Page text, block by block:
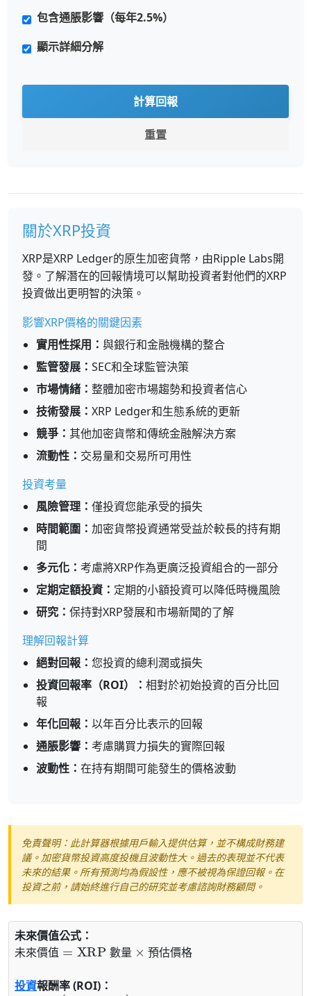
包含通脹影響（每年2.5%）
顯示詳細分解
計算回報
重置
關於XRP投資
XRP是XRP Ledger的原生加密貨幣，由Ripple Labs開
發。了解潛在的回報情境可以幫助投資者對他們的XRP
投資做出更明智的決策。
影響XRP價格的關鍵因素
實用性採用： 與銀行和金融機構的整合
監管發展： SEC和全球監管決策
市場情緒： 整體加密市場趨勢和投資者信心
技術發展： XRP Ledger和生態系統的更新
競爭： 其他加密貨幣和傳統金融解決方案
流動性： 交易量和交易所可用性
投資考量
風險管理： 僅投資您能承受的損失
時間範圍： 加密貨幣投資通常受益於較長的持有期
間
多元化： 考慮將XRP作為更廣泛投資組合的一部分
定期定額投資： 定期的小額投資可以降低時機風險
研究： 保持對XRP發展和市場新聞的了解
理解回報計算
絕對回報： 您投資的總利潤或損失
投資回報率（ROI）： 相對於初始投資的百分比回
報
年化回報： 以年百分比表示的回報
通脹影響： 考慮購買力損失的實際回報
波動性： 在持有期間可能發生的價格波動
免責聲明：此計算器根據用戶輸入提供估算，並不構成財務建
議。加密貨幣投資高度投機且波動性大。過去的表現並不代表
未來的結果。所有預測均為假設性，應不被視為保證回報。在
投資之前，請始終進行自己的研究並考慮諮詢財務顧問。
未來價值公式：
未 來 價 值 數 量 預 估 價格
未來價值=XRP 數量 預估價格
投資報酬率 (ROI)：